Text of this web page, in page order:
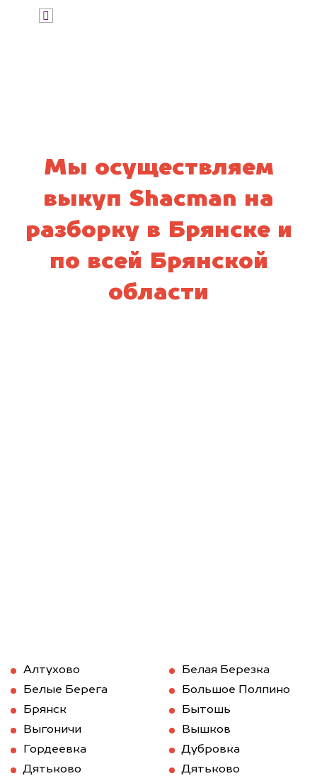
Мы осуществляем
выкуп Shacman на
разборку в Брянске и
по всей Брянской
области
Алтухово
Белая Березка
Белые Берега
Большое Полпино
Брянск
Бытошь
Выгоничи
Вышков
Гордеевка
Дубровка
Дятьково
Дятьково